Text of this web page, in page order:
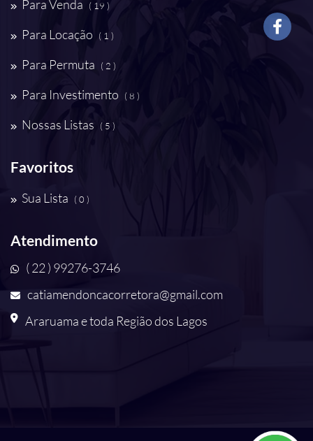
Para Venda ( 19 )
Para Locação ( 1 )
Para Permuta ( 2 )
Para Investimento ( 8 )
Nossas Listas ( 5 )
Favoritos
Sua Lista ( 0 )
Atendimento
( 22 ) 99276-3746
catiamendoncacorretora@gmail.com
Araruama e toda Região dos Lagos